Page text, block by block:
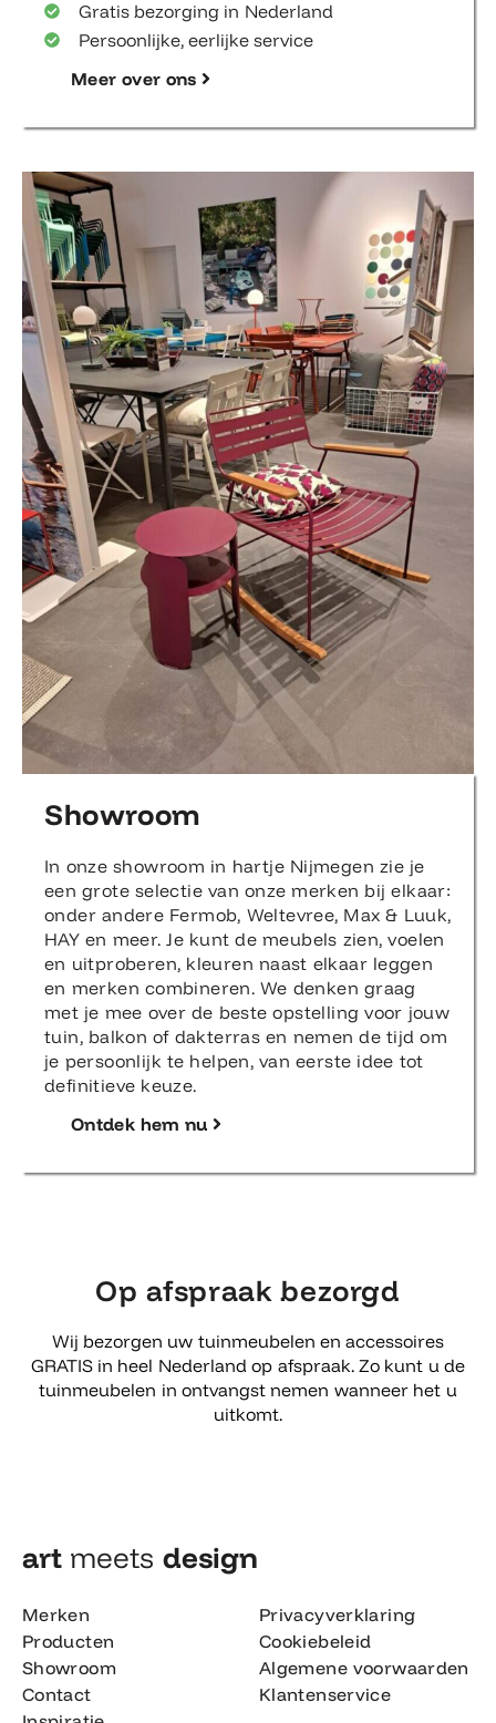
Gratis bezorging in Nederland
Persoonlijke, eerlijke service
Meer over ons
Showroom
In onze showroom in hartje Nijmegen zie je
een grote selectie van onze merken bij elkaar:
onder andere Fermob, Weltevree, Max & Luuk,
HAY en meer. Je kunt de meubels zien, voelen
en uitproberen, kleuren naast elkaar leggen
en merken combineren. We denken graag
met je mee over de beste opstelling voor jouw
tuin, balkon of dakterras en nemen de tijd om
je persoonlijk te helpen, van eerste idee tot
definitieve keuze.
Ontdek hem nu
Op afspraak bezorgd
Wij bezorgen uw tuinmeubelen en accessoires
GRATIS in heel Nederland op afspraak. Zo kunt u de
tuinmeubelen in ontvangst nemen wanneer het u
uitkomt.
art meets design​
Merken
Producten
Showroom
Contact
Privacyverklaring
Cookiebeleid
Algemene voorwaarden
Klantenservice